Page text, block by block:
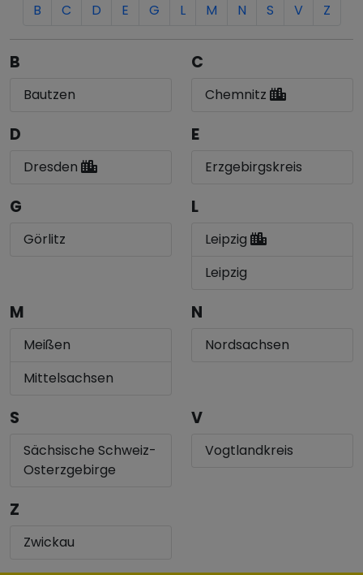
B C D E G L M N S V Z
B
Bautzen
C
Chemnitz
D
Dresden
E
Erzgebirgskreis
G
Görlitz
L
Leipzig
Leipzig
M
Meißen
Mittelsachsen
N
Nordsachsen
S
Sächsische Schweiz-
Osterzgebirge
V
Vogtlandkreis
Z
Zwickau